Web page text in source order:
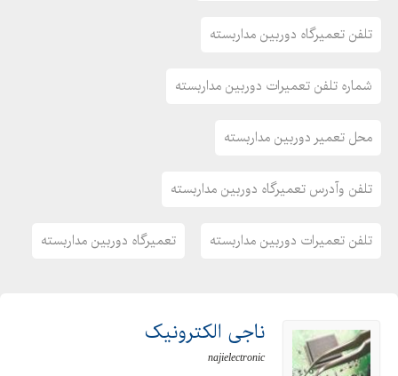
تلفن تعمیرگاه دوربین مداربسته
شماره تلفن تعمیرات دوربین مداربسته
محل تعمیر دوربین مداربسته
تلفن وآدرس تعمیرگاه دوربین مداربسته
تلفن تعمیرات دوربین مداربسته تعمیرگاه دوربین مداربسته
ناجی الکترونیک
najielectronic